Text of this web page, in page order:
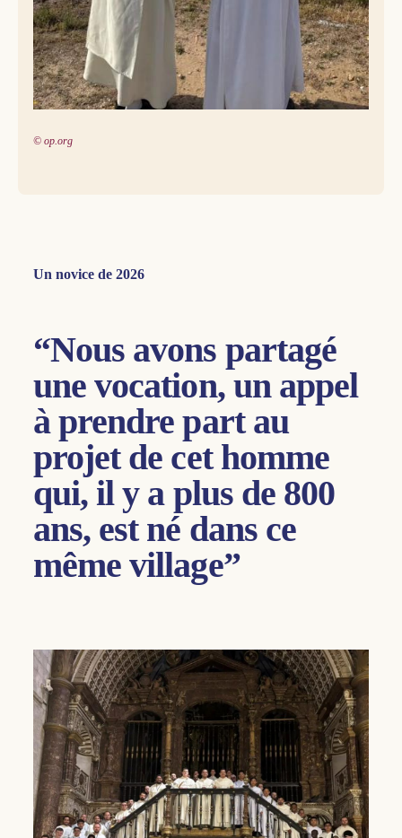
© op.org
Un novice de 2026
“Nous avons partagé
une vocation, un appel
à prendre part au
projet de cet homme
qui, il y a plus de 800
ans, est né dans ce
même village”